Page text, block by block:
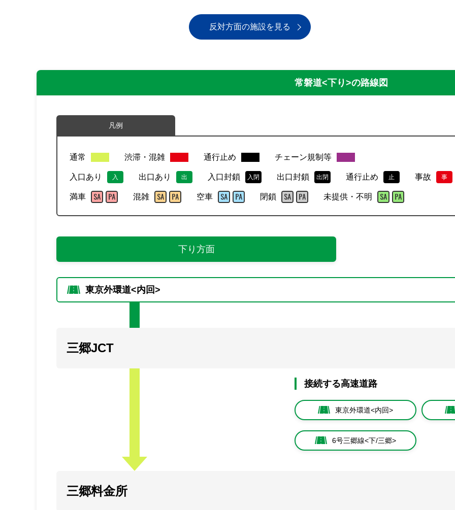
反対方面の施設を見る
常磐道<下り>の路線図
凡例
通常 渋滞・混雑 通行止め チェーン規制等
入口あり 入 出口あり 出 入口封鎖 入閉 出口封鎖 出閉 通行止め 止 事故 事
満車 混雑 空車 閉鎖 未提供・不明
下り方面
東京外環道<内回>
三郷JCT
接続する高速道路
東京外環道<内回>
6号三郷線<下/三郷>
三郷料金所